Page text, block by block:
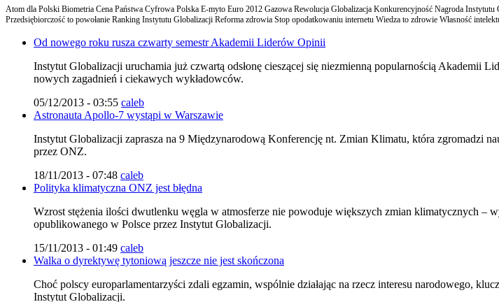
Atom dla Polski Biometria Cena Państwa Cyfrowa Polska E-myto Euro 2012 Gazowa Rewolucja Globalizacja Konkurencyjność Nagroda
Przedsiębiorczość to powołanie Ranking Instytutu Globalizacji Reforma zdrowia Stop opodatkowaniu internetu Wiedza to zdrowie Własność
Od nowego roku rusza czwarty semestr Akademii Liderów Opinii
Instytut Globalizacji uruchamia już czwartą odsłonę cieszącej się niezmienną popularnością
nowych zagadnień i ciekawych wykładowców.
05/12/2013 - 03:55 caleb
Astronauta Apollo-7 wystąpi w Warszawie
Instytut Globalizacji zaprasza na 9 Międzynarodową Konferencję nt. Zmian Klimatu, która zgromadzi
przez ONZ.
18/11/2013 - 07:48 caleb
Polityka klimatyczna ONZ jest błędna
Wzrost stężenia ilości dwutlenku węgla w atmosferze nie powoduje większych zmian klimatycznych –
opublikowanego w Polsce przez Instytut Globalizacji.
15/11/2013 - 01:49 caleb
Walka o dyrektywę tytoniową jeszcze nie jest skończona
Choć polscy europarlamentarzyści zdali egzamin, wspólnie działając na rzecz interesu narodowego,
Instytut Globalizacji.